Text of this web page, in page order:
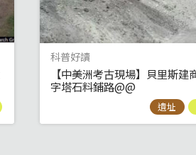
科普好讀
【中美洲考古現場】貝里斯建
字塔石料鋪路@@
遺址